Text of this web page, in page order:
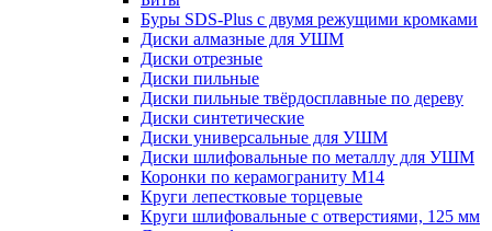
Буры SDS-Plus c двумя режущими кромками
Диски алмазные для УШМ
Диски отрезные
Диски пильные
Диски пильные твёрдосплавные по дереву
Диски синтетические
Диски универсальные для УШМ
Диски шлифовальные по металлу для УШМ
Коронки по керамограниту M14
Круги лепестковые торцевые
Круги шлифовальные с отверстиями, 125 мм